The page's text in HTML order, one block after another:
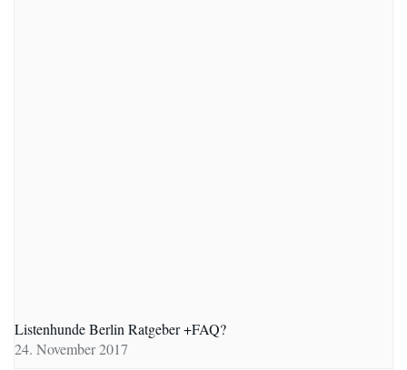
Listenhunde Berlin Ratgeber +FAQ?
24. November 2017